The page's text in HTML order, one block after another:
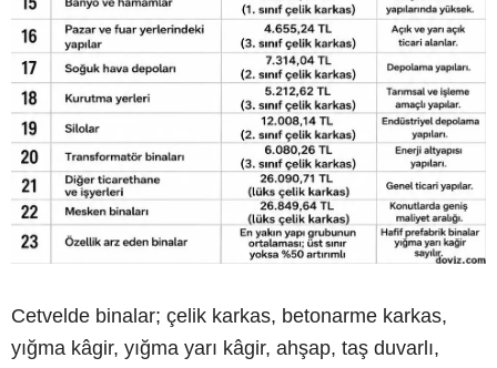
Cetvelde binalar; çelik karkas, betonarme karkas,
yığma kâgir, yığma yarı kâgir, ahşap, taş duvarlı,